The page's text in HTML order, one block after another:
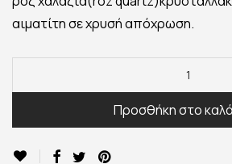
αιματίτη σε χρυσή απόχρωση.
Προσθήκη στο